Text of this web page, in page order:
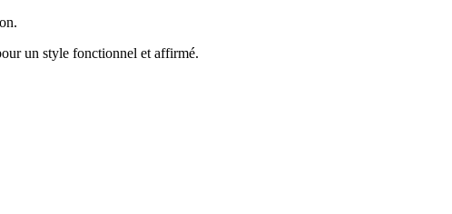
un style fonctionnel et affirmé.